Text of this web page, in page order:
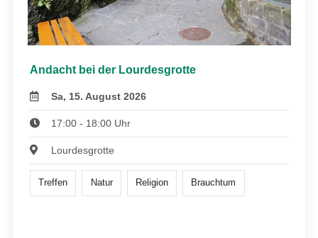
Andacht bei der Lourdesgrotte
Sa, 15. August 2026
17:00 - 18:00 Uhr
Lourdesgrotte
Treffen Natur Religion Brauchtum